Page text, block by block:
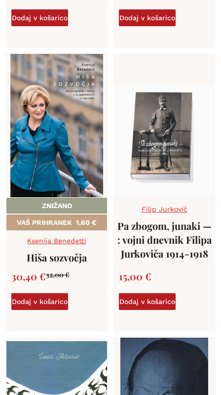
Dodaj v košarico Dodaj v košarico
ZNIŽANO
VAŠ PRIHRANEK 1,60 €
Ksenija Benedetti
Hiša sozvočja
32,00€
30,40 €
Dodaj v košarico
Filip Jurkovič
Pa zbogom, junaki —
: vojni dnevnik Filipa
Jurkoviča 1914-1918
15,00 €
Dodaj v košarico